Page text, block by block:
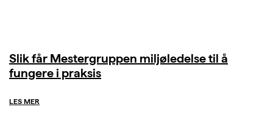
Slik får Mestergruppen miljøledelse til å
fungere i praksis
LES MER